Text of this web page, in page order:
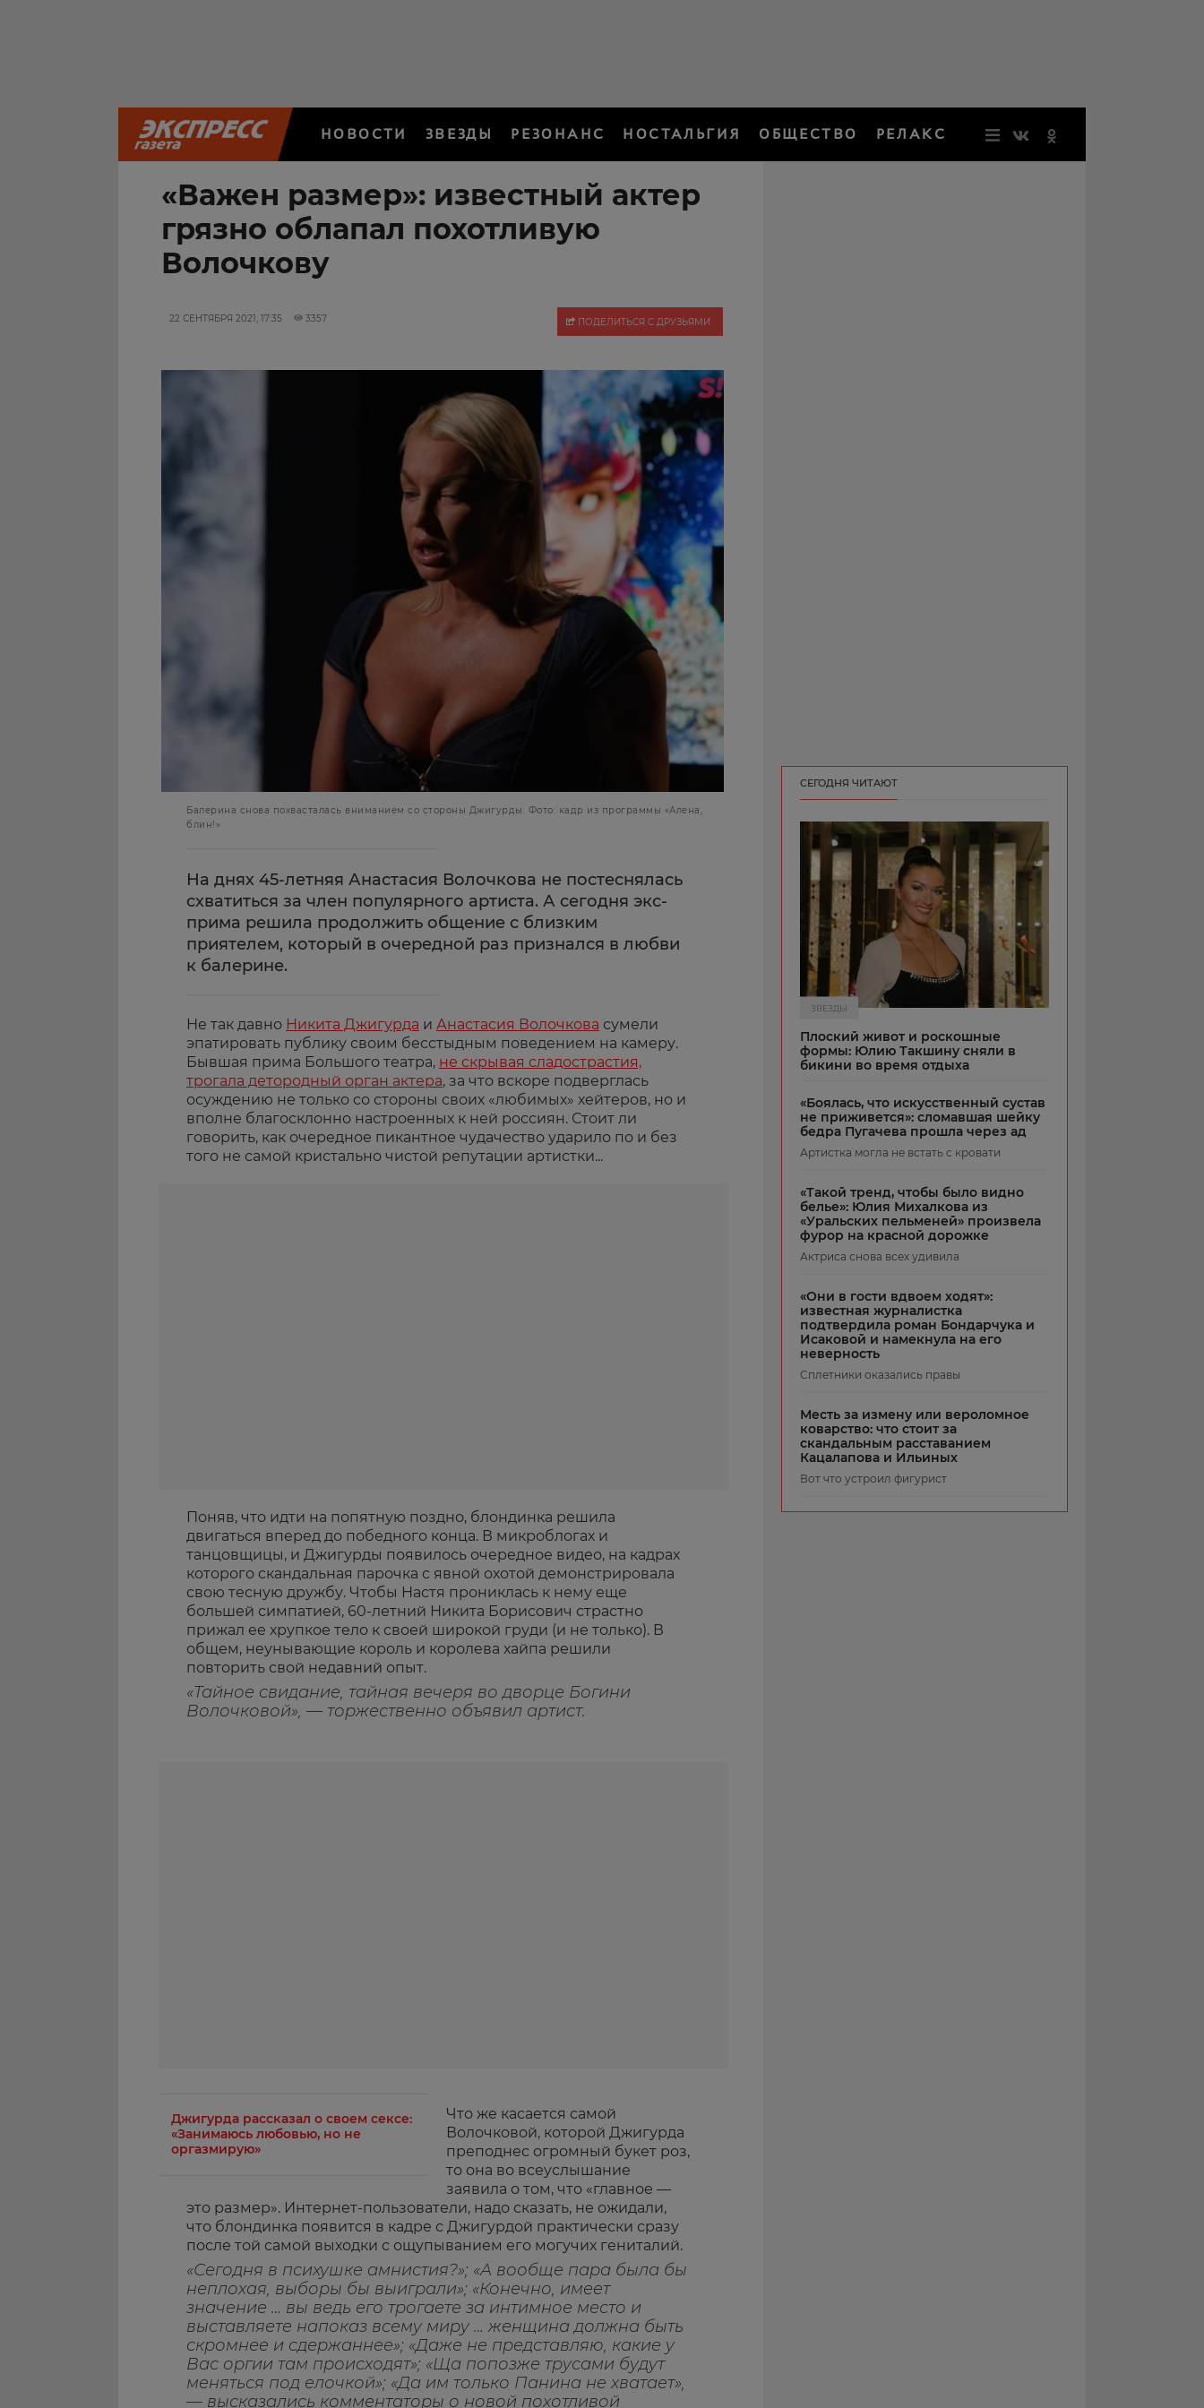
НОВОСТИ ЗВЕЗДЫ РЕЗОНАНС НОСТАЛЬГИЯ ОБЩЕСТВО РЕЛАКС
«Важен размер»: известный актер
грязно облапал похотливую
Волочкову
22 СЕНТЯБРЯ 2021, 17:35 3357 ПОДЕЛИТЬСЯ С ДРУЗЬЯМИ
Балерина снова похвасталась вниманием со стороны Джигурды. Фото: кадр из программы «Алена,
блин!»
На днях 45-летняя Анастасия Волочкова не постеснялась
схватиться за член популярного артиста. А сегодня экс-
прима решила продолжить общение с близким
приятелем, который в очередной раз признался в любви
к балерине.
Не так давно Никита Джигурда и Анастасия Волочкова сумели
эпатировать публику своим бесстыдным поведением на камеру.
Бывшая прима Большого театра, не скрывая сладострастия,
трогала детородный орган актера, за что вскоре подверглась
осуждению не только со стороны своих «любимых» хейтеров, но и
вполне благосклонно настроенных к ней россиян. Стоит ли
говорить, как очередное пикантное чудачество ударило по и без
того не самой кристально чистой репутации артистки...
Поняв, что идти на попятную поздно, блондинка решила
двигаться вперед до победного конца. В микроблогах и
танцовщицы, и Джигурды появилось очередное видео, на кадрах
которого скандальная парочка с явной охотой демонстрировала
свою тесную дружбу. Чтобы Настя прониклась к нему еще
большей симпатией, 60-летний Никита Борисович страстно
прижал ее хрупкое тело к своей широкой груди (и не только). В
общем, неунывающие король и королева хайпа решили
повторить свой недавний опыт.
«Тайное свидание, тайная вечеря во дворце Богини
Волочковой», — торжественно объявил артист.
Джигурда рассказал о своем сексе:
«Занимаюсь любовью, но не
оргазмирую»
Что же касается самой
Волочковой, которой Джигурда
преподнес огромный букет роз,
то она во всеуслышание
заявила о том, что «главное —
это размер». Интернет-пользователи, надо сказать, не ожидали,
что блондинка появится в кадре с Джигурдой практически сразу
после той самой выходки с ощупыванием его могучих гениталий.
«Сегодня в психушке амнистия?»; «А вообще пара была бы
неплохая, выборы бы выиграли»; «Конечно, имеет
значение … вы ведь его трогаете за интимное место и
выставляете напоказ всему миру … женщина должна быть
скромнее и сдержаннее»; «Даже не представляю, какие у
Вас оргии там происходят»; «Ща попозже трусами будут
меняться под елочкой»; «Да им только Панина не хватает»,
— высказались комментаторы о новой похотливой
СЕГОДНЯ ЧИТАЮТ
ЗВЕЗДЫ
Плоский живот и роскошные
формы: Юлию Такшину сняли в
бикини во время отдыха
«Боялась, что искусственный сустав
не приживется»: сломавшая шейку
бедра Пугачева прошла через ад
Артистка могла не встать с кровати
«Такой тренд, чтобы было видно
белье»: Юлия Михалкова из
«Уральских пельменей» произвела
фурор на красной дорожке
Актриса снова всех удивила
«Они в гости вдвоем ходят»:
известная журналистка
подтвердила роман Бондарчука и
Исаковой и намекнула на его
неверность
Сплетники оказались правы
Месть за измену или вероломное
коварство: что стоит за
скандальным расставанием
Кацалапова и Ильиных
Вот что устроил фигурист